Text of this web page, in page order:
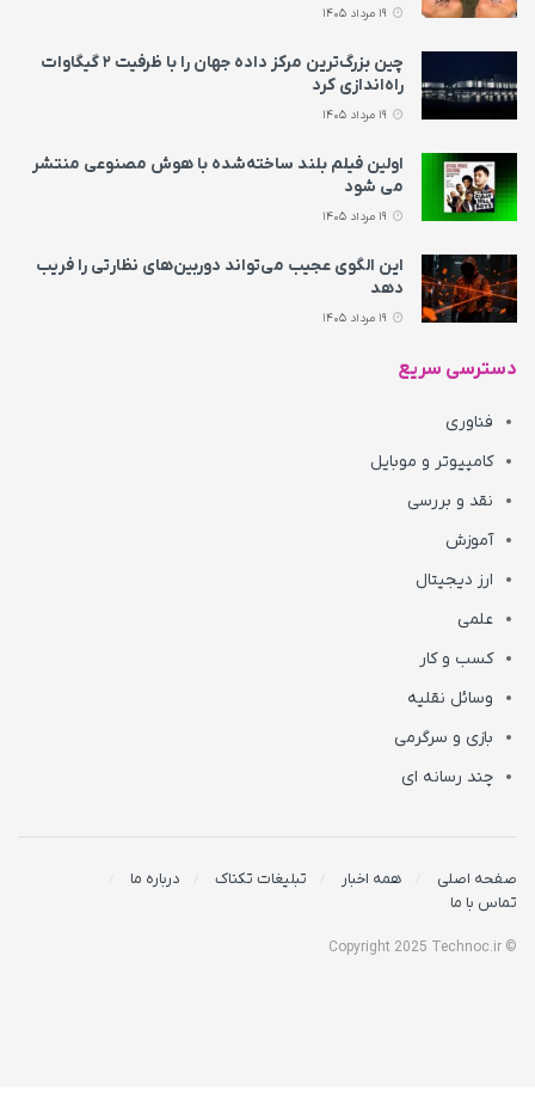
چین بزرگ‌ترین مرکز داده جهان را با ظرفیت ۲ گیگاوات
راه‌اندازی کرد
اولین فیلم بلند ساخته‌شده با هوش مصنوعی منتشر
می‌ شود
این الگوی عجیب می‌تواند دوربین‌های نظارتی را فریب
دهد
دسترسی سریع
فناوری
کامپیوتر و موبایل
نقد و بررسی
آموزش
ارز دیجیتال
علمی
کسب و کار
وسائل نقلیه
بازی و سرگرمی
چند رسانه ای
صفحه اصلی همه اخبار تبلیغات تکناک
درباره ما
تماس با ما
© Copyright 2025 Technoc.ir